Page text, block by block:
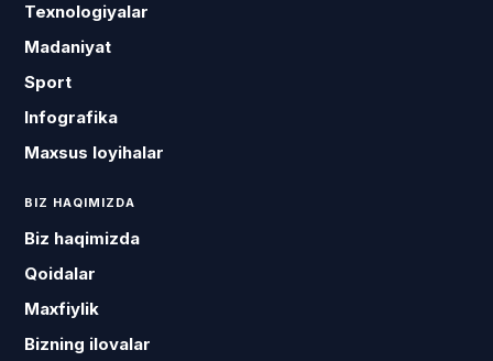
Texnologiyalar
Madaniyat
Sport
Infografika
Maxsus loyihalar
BIZ HAQIMIZDA
Biz haqimizda
Qoidalar
Maxfiylik
Bizning ilovalar